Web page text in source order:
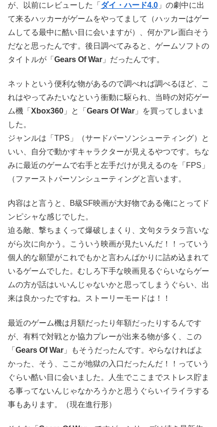
が、以前にレビューした「 ダイ・ハード4.0 」の劇中に出
て来るハッカーがゲームをやってまして（ハッカーはゲー
ムしてる最中に酷い目に会いますが）、何かアレ面白そう
だなと思ったんです。後日調べてみると、ゲームソフトの
タイトルが「 Gears Of War 」だったんです。
ネットという便利な物があるので調べれば調べるほど、こ
れはやってみたいなという衝動に駆られ、当時の対応ゲー
ム機「 Xbox360 」と「 Gears Of War 」を買ってしまいま
した。
ジャンルは「TPS」（サードパーソンシューティング）と
いい、自分で動かすキャラクターが見えるやつです。ちな
みに最近のゲームで右手と左手だけが見えるのを「FPS」
（ファーストパーソンシューティングと言います。
内容はと言うと、B級SF映画が大好物である俺にとってド
ンピシャな感じでした。
迫る敵、撃ちまくって爆破しまくり、文句タラタラ言いな
がら次に向かう。こういう映画が見たいんだ！！っていう
個人的な願望がこれでもかと言わんばかりに詰め込まれて
いるゲームでした。むしろ下手な映画見るぐらいならゲー
ムの方が話はいいんじゃないかと思ってしまうぐらい、出
来は良かったですね。ストーリーモードは！！
最近のゲーム機は月額だったり年額だったりするんです
が、有料で対戦とか協力プレーが出来る物が多く、この
「 Gears Of War 」もそうだったんです。やらなければよ
かった、そう、ここが地獄の入口だったんだ！！っていう
ぐらい酷い目に会いました。人生でここまでストレス貯ま
る事ってないんじゃなかろうかと思うぐらいイライラする
事もあります。（現在進行形）